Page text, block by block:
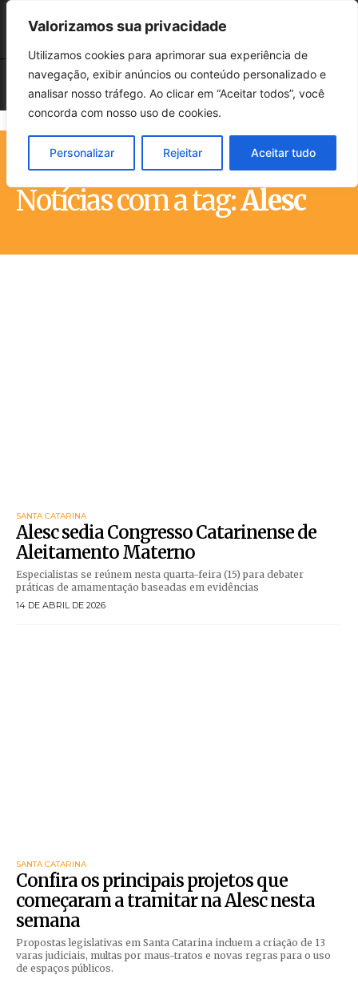
Valorizamos sua privacidade
Utilizamos cookies para aprimorar sua experiência de
navegação, exibir anúncios ou conteúdo personalizado e
analisar nosso tráfego. Ao clicar em “Aceitar todos”, você
concorda com nosso uso de cookies.
Personalizar Rejeitar Aceitar tudo
Notícias com a tag:Alesc
SANTA CATARINA
Alesc sedia Congresso Catarinense de
Aleitamento Materno
Especialistas se reúnem nesta quarta-feira (15) para debater
práticas de amamentação baseadas em evidências
14 DE ABRIL DE 2026
SANTA CATARINA
Confira os principais projetos que
começaram a tramitar na Alesc nesta
semana
Propostas legislativas em Santa Catarina incluem a criação de 13
varas judiciais, multas por maus-tratos e novas regras para o uso
de espaços públicos.